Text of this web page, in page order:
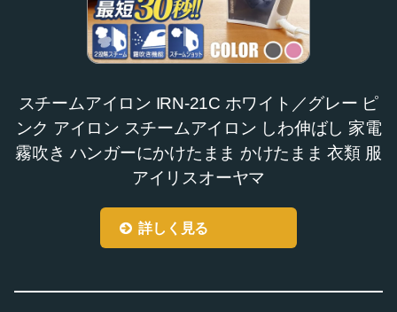
スチームアイロン IRN-21C ホワイト／グレー ピ
ンク アイロン スチームアイロン しわ伸ばし 家電
霧吹き ハンガーにかけたまま かけたまま 衣類 服
アイリスオーヤマ
詳しく見る